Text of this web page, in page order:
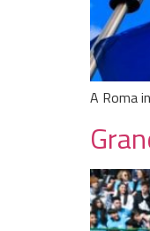
A Roma